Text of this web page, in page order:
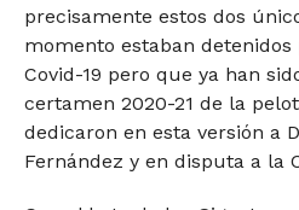
precisamente estos dos
momento estaban detenidos
Covid-19 pero que ya han
certamen 2020-21 de la
dedicaron en esta versión a
Fernández y en disputa a la